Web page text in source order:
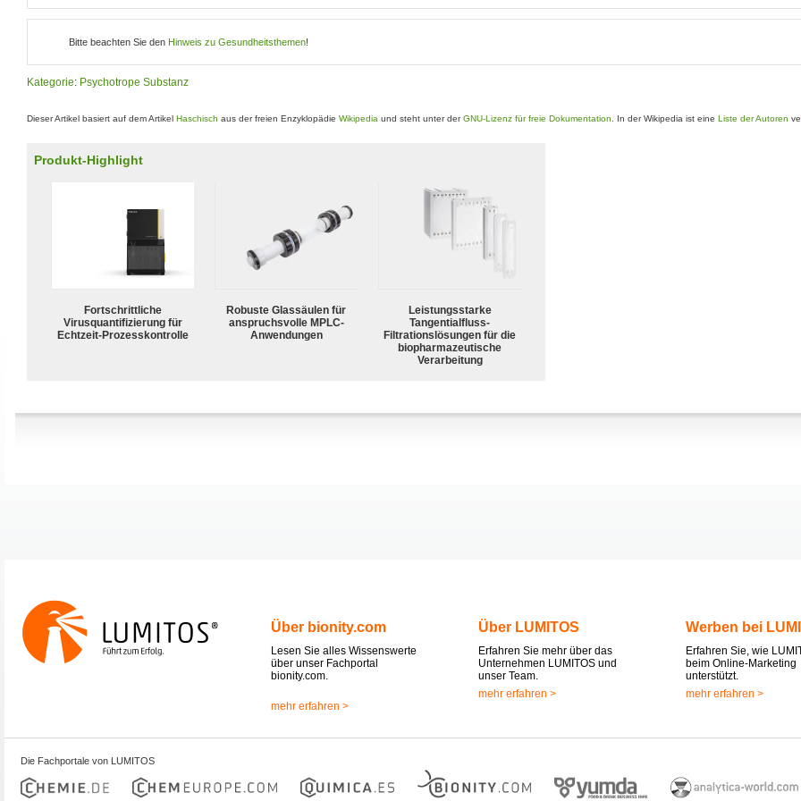
Bitte beachten Sie den Hinweis zu Gesundheitsthemen!
Kategorie: Psychotrope Substanz
Dieser Artikel basiert auf dem Artikel Haschisch aus der freien Enzyklopädie Wikipedia und steht unter derGNU-Lizenz für freie Dokumentation . In der Wikipedia ist eine Liste der Autoren
Produkt-Highlight
Fortschrittliche
Virusquantifizierung für
Echtzeit-Prozesskontrolle
Robuste Glassäulen für
anspruchsvolle MPLC-
Anwendungen
Leistungsstarke
Tangentialfluss-
Filtrationslösungen für die
biopharmazeutische
Verarbeitung
Über bionity.com
Lesen Sie alles Wissenswerte
über unser Fachportal
bionity.com.
mehr erfahren >
Über LUMITOS
Erfahren Sie mehr über das
Unternehmen LUMITOS und
unser Team.
mehr erfahren >
Werben bei
Erfahren Sie, wie
beim Online-Marketing
unterstützt.
mehr erfahren >
Die Fachportale von LUMITOS